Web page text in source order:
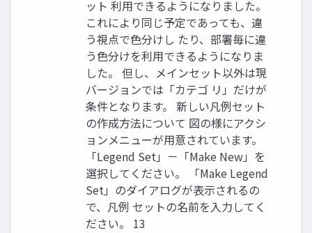
ット 利用できるようになりました。
これにより同じ予定であっても、違
う視点で色分けし たり、部署毎に違
う色分けを利用できるようになりま
した。 但し、メインセット以外は現
バージョンでは「カテゴ リ」だけが
条件となります。 新しい凡例セット
の作成方法について 図の様にアクシ
ョンメニューが用意されています。
「Legend Set」－「Make New」を
選択してください。 「Make Legend
Set」のダイアログが表示されるの
で、凡例 セットの名前を入力してく
ださい。 13